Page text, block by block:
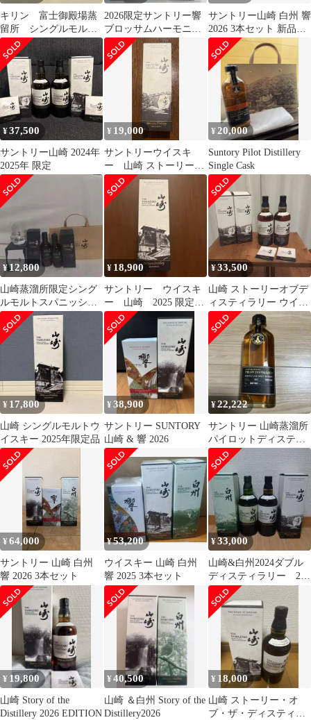
キリン 富士御殿場蒸
留所 シングルモル
ト レッドワインカス
クフィニッシュ ２本
2026限定サントリー響
ブロッサムハーモニ
ー 山﨑 白州 3本セ
ット
サントリー山崎 白州 響
2026 3本セット 新品未
開封・未開栓
¥37,500
サントリー山崎 2024年
2025年 限定
¥ 19,000
サントリーウイスキ
ー 山崎 ストーリーオ
ブディスティラリー
¥ 20,000
Suntory Pilot Distillery
Single Cask
¥12,800
山崎蒸溜所限定シング
ルモルトスパニッシュ
オーク 180ml2本セッ
ト グラス1個
¥ 18,900
サントリー ウイスキ
ー 山崎 2025 限定
ストーリー オブ デ
ィスティラリー
¥33,500
山崎 ストーリーオブデ
ィスティラリー ウイス
キー 2本セット
¥ 17,800
山崎 シングルモルトウ
イスキー 2025年限定品
¥38,900
サントリー SUNTORY
山崎 & 響 2026
¥22,222
サントリー 山崎蒸溜所
パイロットディスティ
ラリー
¥64,000
サントリー 山崎 白州
響 2026 3本セット
¥53,200
ウイスキー 山崎 白州
響 2025 3本セット
¥33,000
山崎&白州2024ダブル
ディスティラリー 2本
セット
¥ 19,800
山崎 Story of the
Distillery 2026 EDITION
¥40,500
山崎 ＆白州 Story of the
Distillery2026
¥ 18,000
山崎 ストーリー・オ
ブ・ザ・ディスティラ